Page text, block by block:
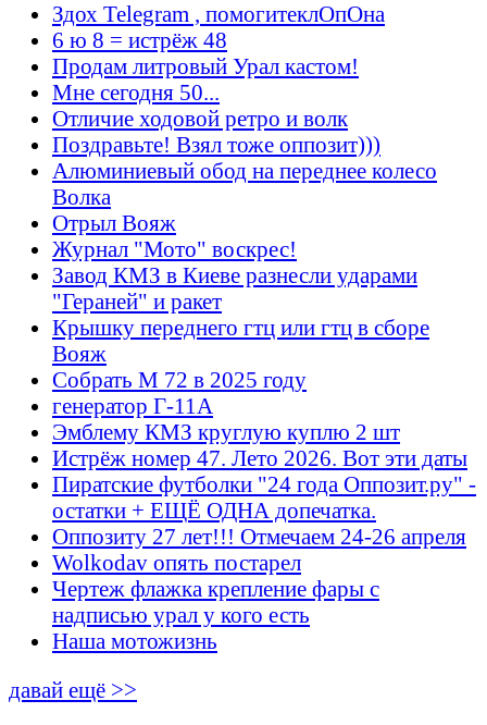
Здох Telegram , помогитеклОпОна
6 ю 8 = истрёж 48
Продам литровый Урал кастом!
Мне сегодня 50...
Отличие ходовой ретро и волк
Поздравьте! Взял тоже оппозит)))
Алюминиевый обод на переднее колесо
Волка
Отрыл Вояж
Журнал "Мото" воскрес!
Завод КМЗ в Киеве разнесли ударами
"Гераней" и ракет
Крышку переднего гтц или гтц в сборе
Вояж
Собрать М 72 в 2025 году
генератор Г-11А
Эмблему КМЗ круглую куплю 2 шт
Истрёж номер 47. Лето 2026. Вот эти даты
Пиратские футболки "24 года Оппозит.ру" -
остатки + ЕЩЁ ОДНА допечатка.
Оппозиту 27 лет!!! Отмечаем 24-26 апреля
Wolkodav опять постарел
Чертеж флажка крепление фары с
надписью урал у кого есть
Наша мотожизнь
давай ещё >>